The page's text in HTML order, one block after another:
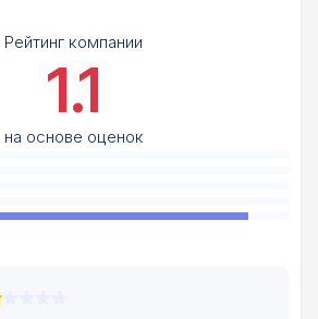
Рейтинг компании
1.1
на основе оценок